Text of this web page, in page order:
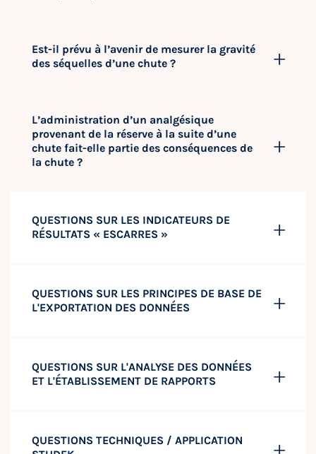
Est-il prévu à l’avenir de mesurer la gravité
des séquelles d’une chute ?
L’administration d’un analgésique
provenant de la réserve à la suite d’une
chute fait-elle partie des conséquences de
la chute ?
QUESTIONS SUR LES INDICATEURS DE
RÉSULTATS « ESCARRES »
QUESTIONS SUR LES PRINCIPES DE BASE DE
L'EXPORTATION DES DONNÉES
QUESTIONS SUR L'ANALYSE DES DONNÉES
ET L'ÉTABLISSEMENT DE RAPPORTS
QUESTIONS TECHNIQUES / APPLICATION